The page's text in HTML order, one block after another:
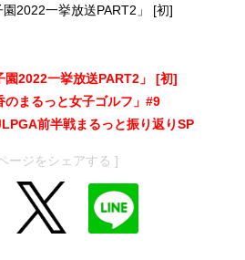
2022一挙放送PART2」 [初]
2022一挙放送PART2」 [初]
まるっと女子ゴルフ」#9
まるっと振り返りSP
ージをシェアする ]